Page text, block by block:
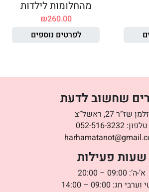
מהחלומות לילדות
₪260.00
לפרטים נוספים
שחשוב לדעת
זלמן שז”ר 27, ראשל”צ
טלפון: 052-516-3232
שעות פעילות
א’-ה’: 09:00 – 20:00
חג: 09:00 – 14:00